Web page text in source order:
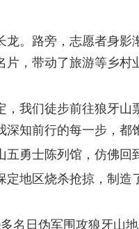
路旁，志愿者身影
片，带动了旅游等乡
们徒步前往狼牙山
深知前行的每一步，
勇士陈列馆，仿佛回
区烧杀抢掠，制造
日伪军围攻狼牙山